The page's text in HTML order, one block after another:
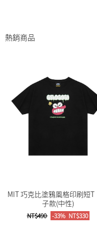
熱銷商品
MIT 巧克比塗鴉風格印刷短
子款(中性)
NT$490 -33% NT$330